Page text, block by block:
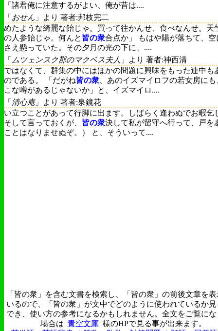
「諸君俺に注意するがよい、俺が昔は....
「 おせん 」より 著者:邦枝完二
めたような綺麗な飴じゃ。買って往かんせ、食べなんせ。天
の人参飴じゃ。何んと 皆の衆合点か」 もはや陽が落ちて、空
さえ懸っていた。その夕月の光の下に、....
「 ムツェンスク郡のマクベス夫人 」より 著者:神西清
ではなくて、群集の中にはほかの問題に興味をもった連中も
のである。 「だがね皆の衆 、あのイズマイロフの若女房に
こな噂があるじゃないか」と、イズマイロ....
「 清心庵」より 著者:泉鏡花
い立つことがあって行脚に出ます。しばらく逢わぬでお暇乞
そして言っておくが、 皆の衆決して私が留守へ行って、戸を
ことはなりませぬぞ。） と、そういって....
「皆の衆」を含む文書を検索し、「皆の衆」の前後文章を
いるので、「皆の衆」が文中でどのように使われているか
でき、使い方の参考になるかもしれません。全文をご覧に
場合は 青空文庫 様のHPで見る事が出来ます。